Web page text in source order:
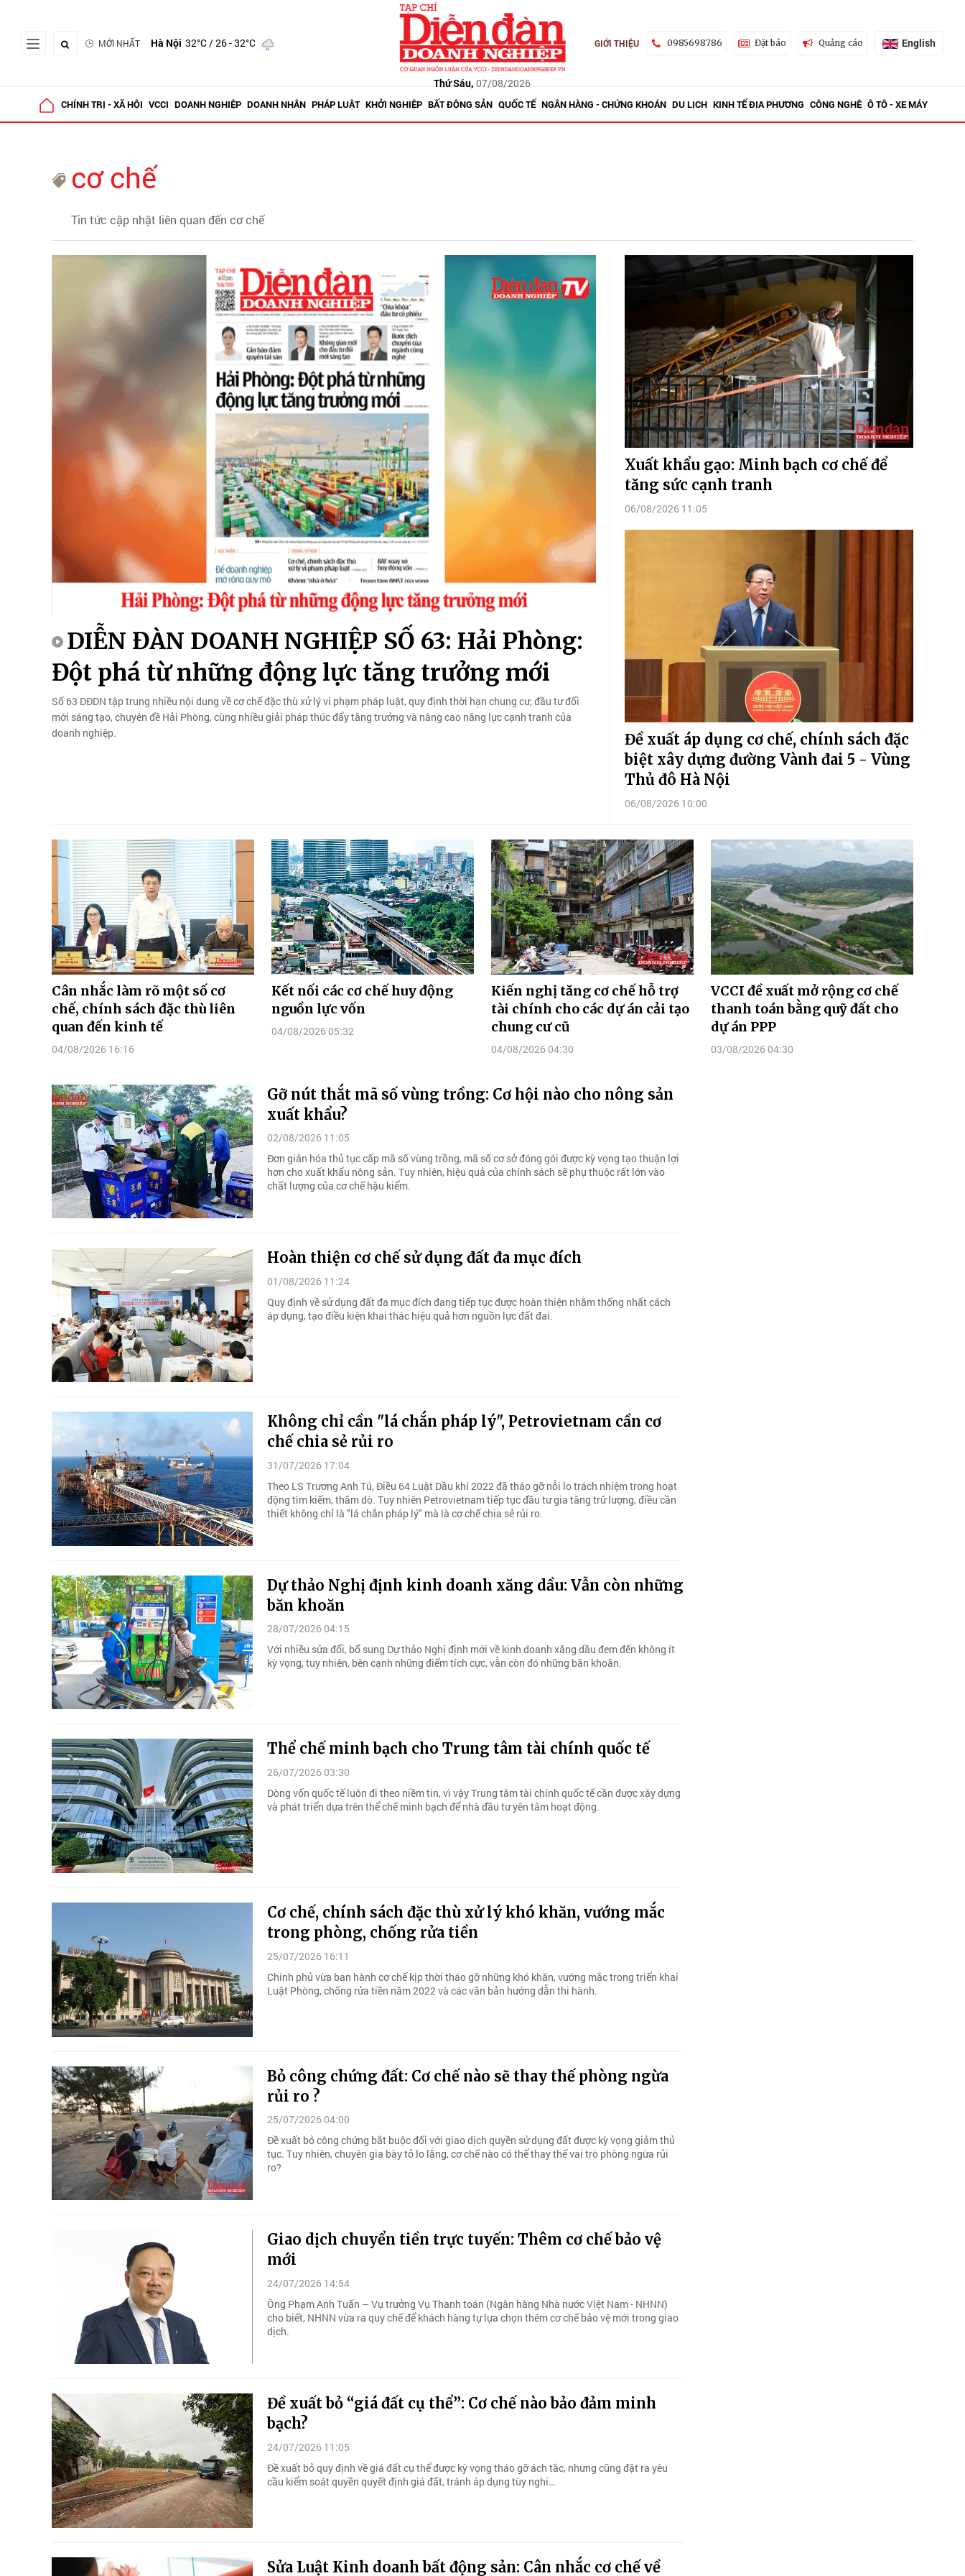
MỚI NHẤT Hà Nội 32°C/ 26 - 32°C
Thứ Sáu, 07/08/2026
GIỚI THIỆU 0985698786 Đặt báo Quảng cáo English
CHÍNH TRỊ - XÃ HỘI VCCI DOANH NGHIỆP DOANH NHÂN PHÁP LUẬT KHỞI NGHIỆP BẤT ĐỘNG SẢN QUỐC TẾ NGÂN HÀNG - CHỨNG KHOÁN DU LỊCH KINH TẾ ĐỊA PHƯƠNG CÔNG NGHỆ Ô TÔ - XE MÁY
cơ chế
Tin tức cập nhật liên quan đến cơ chế
DIỄN ĐÀN DOANH NGHIỆP SỐ 63: Hải Phòng:
Đột phá từ những động lực tăng trưởng mới
Số 63 DĐDN tập trung nhiều nội dung về cơ chế đặc thù xử lý vi phạm pháp luật, quy định thời hạn chung cư, đầu tư đổi
mới sáng tạo, chuyên đề Hải Phòng, cùng nhiều giải pháp thúc đẩy tăng trưởng và nâng cao năng lực cạnh tranh của
doanh nghiệp.
Xuất khẩu gạo: Minh bạch cơ chế để
tăng sức cạnh tranh
06/08/2026 11:05
Đề xuất áp dụng cơ chế, chính sách đặc
biệt xây dựng đường Vành đai 5 - Vùng
Thủ đô Hà Nội
06/08/2026 10:00
Cân nhắc làm rõ một số cơ
chế, chính sách đặc thù liên
quan đến kinh tế
04/08/2026 16:16
Kết nối các cơ chế huy động
nguồn lực vốn
04/08/2026 05:32
Kiến nghị tăng cơ chế hỗ trợ
tài chính cho các dự án cải tạo
chung cư cũ
04/08/2026 04:30
VCCI đề xuất mở rộng cơ chế
thanh toán bằng quỹ đất cho
dự án PPP
03/08/2026 04:30
Gỡ nút thắt mã số vùng trồng: Cơ hội nào cho nông sản
xuất khẩu?
02/08/2026 11:05
Đơn giản hóa thủ tục cấp mã số vùng trồng, mã số cơ sở đóng gói được kỳ vọng tạo thuận lợi
hơn cho xuất khẩu nông sản. Tuy nhiên, hiệu quả của chính sách sẽ phụ thuộc rất lớn vào
chất lượng của cơ chế hậu kiểm.
Hoàn thiện cơ chế sử dụng đất đa mục đích
01/08/2026 11:24
Quy định về sử dụng đất đa mục đích đang tiếp tục được hoàn thiện nhằm thống nhất cách
áp dụng, tạo điều kiện khai thác hiệu quả hơn nguồn lực đất đai.
Không chỉ cần "lá chắn pháp lý", Petrovietnam cần cơ
chế chia sẻ rủi ro
31/07/2026 17:04
Theo LS Trương Anh Tú, Điều 64 Luật Dầu khí 2022 đã tháo gỡ nỗi lo trách nhiệm trong hoạt
động tìm kiếm, thăm dò. Tuy nhiên Petrovietnam tiếp tục đầu tư gia tăng trữ lượng, điều cần
thiết không chỉ là "lá chắn pháp lý" mà là cơ chế chia sẻ rủi ro.
Dự thảo Nghị định kinh doanh xăng dầu: Vẫn còn những
băn khoăn
28/07/2026 04:15
Với nhiều sửa đổi, bổ sung Dự thảo Nghị định mới về kinh doanh xăng dầu đem đến không ít
kỳ vọng, tuy nhiên, bên cạnh những điểm tích cực, vẫn còn đó những băn khoăn.
Thể chế minh bạch cho Trung tâm tài chính quốc tế
26/07/2026 03:30
Dòng vốn quốc tế luôn đi theo niềm tin, vì vậy Trung tâm tài chính quốc tế cần được xây dựng
và phát triển dựa trên thể chế minh bạch để nhà đầu tư yên tâm hoạt động.
Cơ chế, chính sách đặc thù xử lý khó khăn, vướng mắc
trong phòng, chống rửa tiền
25/07/2026 16:11
Chính phủ vừa ban hành cơ chế kịp thời tháo gỡ những khó khăn, vướng mắc trong triển khai
Luật Phòng, chống rửa tiền năm 2022 và các văn bản hướng dẫn thi hành.
Bỏ công chứng đất: Cơ chế nào sẽ thay thế phòng ngừa
rủi ro ?
25/07/2026 04:00
Đề xuất bỏ công chứng bắt buộc đối với giao dịch quyền sử dụng đất được kỳ vọng giảm thủ
tục. Tuy nhiên, chuyên gia bày tỏ lo lắng, cơ chế nào có thể thay thế vai trò phòng ngừa rủi
ro?
Giao dịch chuyển tiền trực tuyến: Thêm cơ chế bảo vệ
mới
24/07/2026 14:54
Ông Phạm Anh Tuấn – Vụ trưởng Vụ Thanh toán (Ngân hàng Nhà nước Việt Nam - NHNN)
cho biết, NHNN vừa ra quy chế để khách hàng tự lựa chọn thêm cơ chế bảo vệ mới trong giao
dịch.
Đề xuất bỏ “giá đất cụ thể”: Cơ chế nào bảo đảm minh
bạch?
24/07/2026 11:05
Đề xuất bỏ quy định về giá đất cụ thể được kỳ vọng tháo gỡ ách tắc, nhưng cũng đặt ra yêu
cầu kiểm soát quyền quyết định giá đất, tránh áp dụng tùy nghi…
Sửa Luật Kinh doanh bất động sản: Cân nhắc cơ chế về